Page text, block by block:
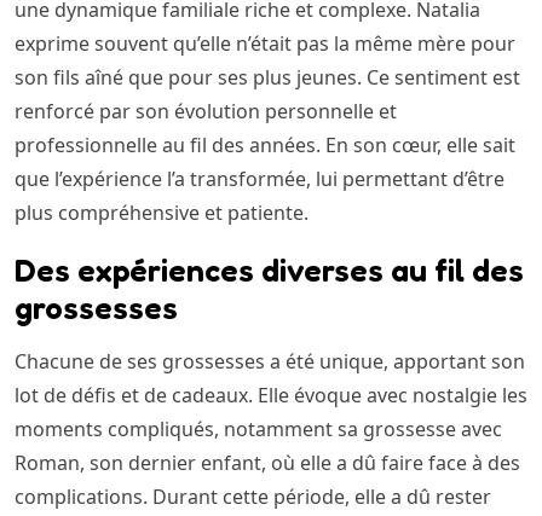
une dynamique familiale riche et complexe. Natalia
exprime souvent qu’elle n’était pas la même mère pour
son fils aîné que pour ses plus jeunes. Ce sentiment est
renforcé par son évolution personnelle et
professionnelle au fil des années. En son cœur, elle sait
que l’expérience l’a transformée, lui permettant d’être
plus compréhensive et patiente.
Des expériences diverses au fil des
grossesses
Chacune de ses grossesses a été unique, apportant son
lot de défis et de cadeaux. Elle évoque avec nostalgie les
moments compliqués, notamment sa grossesse avec
Roman, son dernier enfant, où elle a dû faire face à des
complications. Durant cette période, elle a dû rester